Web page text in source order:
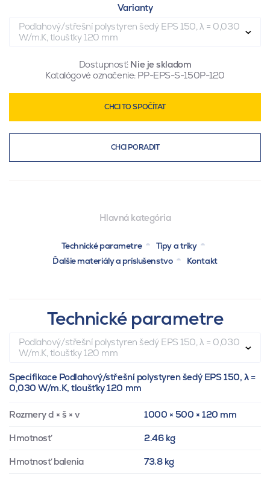
Varianty
Podlahový/střešní polystyren šedý EPS 150, λ = 0,030
W/m.K, tloušťky 120 mm
Dostupnosť: Nie je skladom
Katalógové označenie: PP-EPS-S-150P-120
CHCI TO SPOČÍTAT
CHCI PORADIT
Hlavná kategória
Technické parametre
Tipy a triky
Ďalšie materiály a príslušenstvo
Kontakt
Technické parametre
Podlahový/střešní polystyren šedý EPS 150, λ = 0,030
W/m.K, tloušťky 120 mm
Specifikace Podlahový/střešní polystyren šedý EPS 150, λ =
0,030 W/m.K, tloušťky 120 mm
Rozmery d × š × v 1000 × 500 × 120 mm
Hmotnosť 2.46 kg
Hmotnosť balenia 73.8 kg